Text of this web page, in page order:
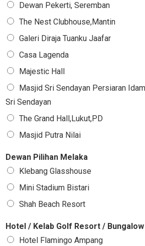
Dewan Pekerti, Seremban
The Nest Clubhouse,Mantin
Galeri Diraja Tuanku Jaafar
Casa Lagenda
Majestic Hall
Masjid Sri Sendayan Persiaran
Sri Sendayan
The Grand Hall,Lukut,PD
Masjid Putra Nilai
Dewan Pilihan Melaka
Klebang Glasshouse
Mini Stadium Bistari
Shah Beach Resort
Hotel / Kelab Golf Resort / Bungalow
Hotel Flamingo Ampang